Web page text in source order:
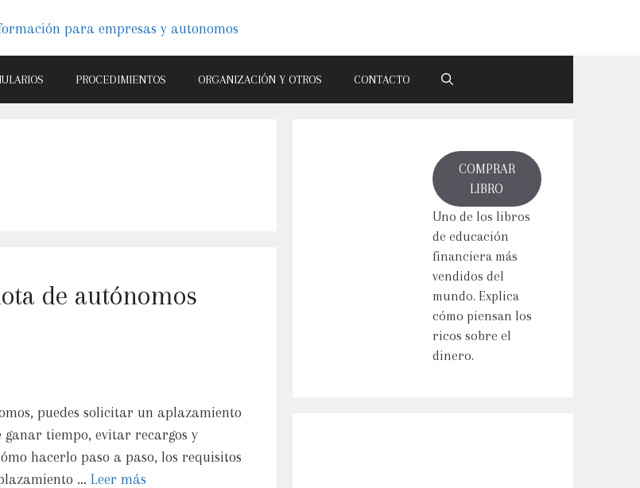
PROCEDIMIENTOS ORGANIZACIÓN Y OTROS CONTACTO
de autónomos
puedes solicitar un aplazamiento
tiempo, evitar recargos y
hacerlo paso a paso, los requisitos
… Leer más
COMPRAR
LIBRO
Uno de los libros
de educación
financiera más
vendidos del
mundo. Explica
cómo piensan los
ricos sobre el
dinero.